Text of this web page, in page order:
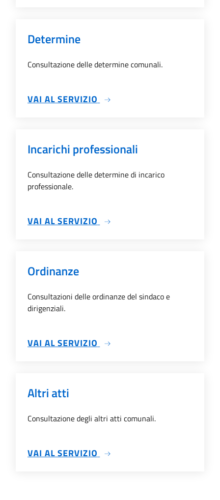
Determine
Consultazione delle determine comunali.
VAI AL SERVIZIO SU DETERMINE
Incarichi professionali
Consultazione delle determine di incarico
professionale.
VAI AL SERVIZIO SU INCARICHI
Ordinanze
Consultazioni delle ordinanze del sindaco e
dirigenziali.
VAI AL SERVIZIO SU ORDINANZE
Altri atti
Consultazione degli altri atti comunali.
VAI AL SERVIZIO SU ALTRI ATTI